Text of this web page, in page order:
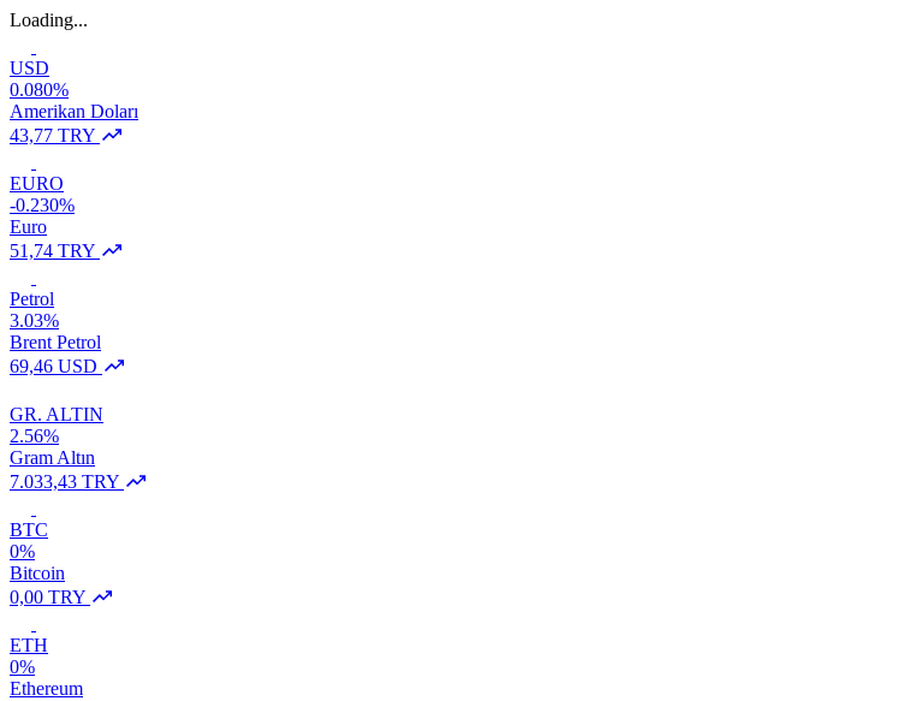
Loading...
USD
0.080%
Amerikan Doları
43,77 TRY
EURO
-0.230%
Euro
51,74 TRY
Petrol
3.03%
Brent Petrol
69,46 USD
GR. ALTIN
2.56%
Gram Altın
7.033,43 TRY
BTC
0%
Bitcoin
0,00 TRY
ETH
0%
Ethereum